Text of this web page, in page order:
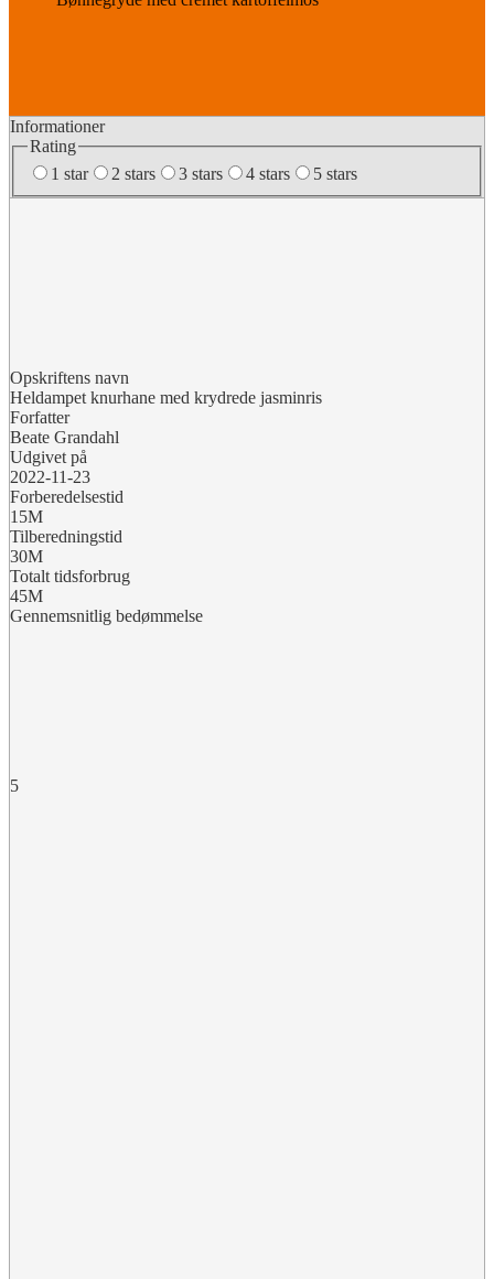
Informationer
Rating
1 star
2 stars 3 stars 4 stars 5 stars
Opskriftens navn
Heldampet knurhane med krydrede jasminris
Forfatter
Beate Grandahl
Udgivet på
2022-11-23
Forberedelsestid
15M
Tilberedningstid
30M
Totalt tidsforbrug
45M
Gennemsnitlig bedømmelse
5